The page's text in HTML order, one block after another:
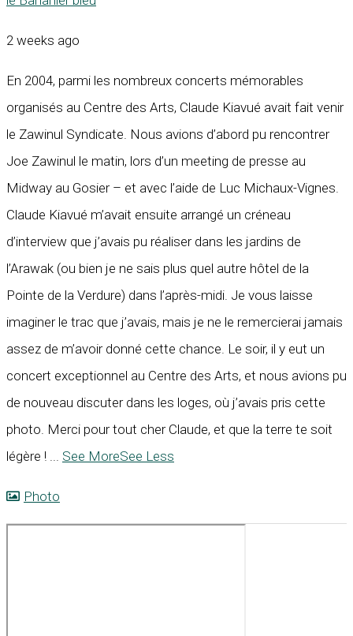
2 weeks ago
En 2004, parmi les nombreux concerts mémorables
organisés au Centre des Arts, Claude Kiavué avait fait venir
le Zawinul Syndicate. Nous avions d’abord pu rencontrer
Joe Zawinul le matin, lors d’un meeting de presse au
Midway au Gosier – et avec l’aide de Luc Michaux-Vignes.
Claude Kiavué m’avait ensuite arrangé un créneau
d’interview que j’avais pu réaliser dans les jardins de
l’Arawak (ou bien je ne sais plus quel autre hôtel de la
Pointe de la Verdure) dans l’après-midi. Je vous laisse
imaginer le trac que j’avais, mais je ne le remercierai jamais
assez de m’avoir donné cette chance. Le soir, il y eut un
concert exceptionnel au Centre des Arts, et nous avions pu
de nouveau discuter dans les loges, où j’avais pris cette
photo. Merci pour tout cher Claude, et que la terre te soit
légère !
See MoreSee Less
Photo